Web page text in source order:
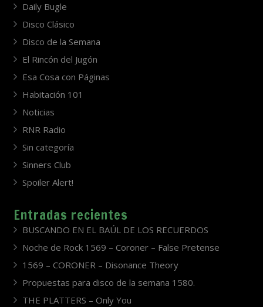
Daily Bugle
Disco Clásico
Disco de la Semana
El Rincón del Jugón
Esa Cosa con Páginas
Habitación 101
Noticias
RNR Radio
Sin categoría
Sinners Club
Spoiler Alert!
Entradas recientes
BUSCANDO EN EL BAÚL DE LOS RECUERDOS
Noche de Rock 1569 – Coroner – False Pretense
1569 – CORONER – Disonance Theory
Propuestas para disco de la semana 1580.
THE PLATTERS – Only You